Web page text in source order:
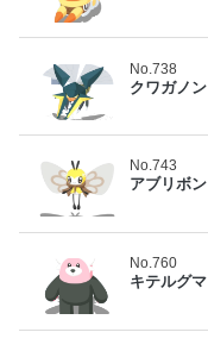
No.738
クワガノン
No.743
アブリボン
No.760
キテルグマ